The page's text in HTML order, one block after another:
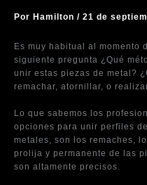
Por Hamilton / 21 de
Es muy habitual al momento
siguiente pregunta ¿Qué
unir estas piezas de metal?
remachar, atornillar, o
Lo que sabemos los
opciones para unir perfiles
metales, son los remaches,
prolija y permanente de las
son altamente precisos.